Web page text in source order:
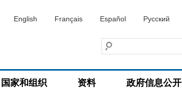
English Français Español Русский
国家和组织 资料 政府信息公开